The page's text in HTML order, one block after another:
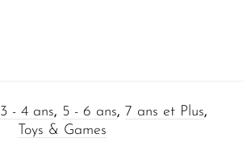
3 - 4 ans, 5 - 6 ans, 7 ans et Plus,
Toys & Games